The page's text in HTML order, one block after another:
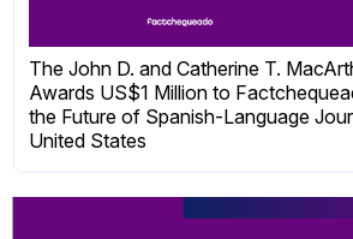
The John D. and Catherine T.
Awards US$1 Million to
the Future of Spanish-Language
United States